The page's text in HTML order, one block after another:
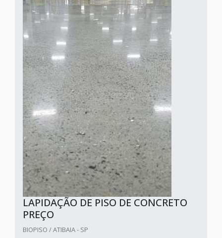
LAPIDAÇÃO DE PISO DE CONCRETO
PREÇO
BIOPISO / ATIBAIA - SP